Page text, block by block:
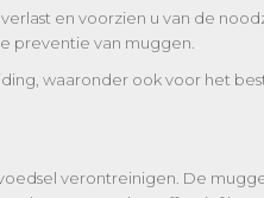
en voorzien u van de
preventie van muggen.
waaronder ook voor het
verontreinigen. De